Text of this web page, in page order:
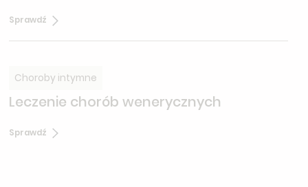
Sprawdź
Choroby intymne
Leczenie chorób wenerycznych
Sprawdź